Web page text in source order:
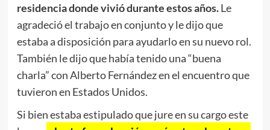
residencia donde vivió durante estos años.Le
agradeció el trabajo en conjunto y le dijo que
estaba a disposición para ayudarlo en su nuevo rol.
También le dijo que había tenido una “buena
charla” con Alberto Fernández en el encuentro que
tuvieron en Estados Unidos.
Si bien estaba estipulado que jure en su cargo este